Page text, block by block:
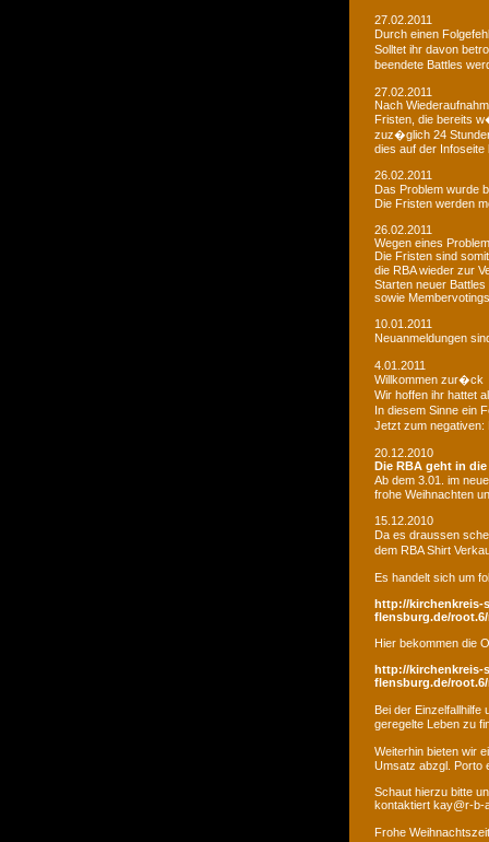
27.02.2011
Durch einen
Solltet ihr davon
beendete Battles
27.02.2011
Nach
Fristen, die bereits
zuz�glich 24
dies auf der
26.02.2011
Das Problem wurde
Die Fristen werden
26.02.2011
Wegen eines
Die Fristen sind
die RBA wieder zur
Starten neuer Battles
sowie
10.01.2011
Neuanmeldungen
4.01.2011
Willkommen zur�ck
Wir hoffen ihr hattet
In diesem Sinne ein
Jetzt zum negativen:
20.12.2010
Die RBA geht in
Ab dem 3.01. im
frohe Weihnachten
15.12.2010
Da es draussen
dem RBA Shirt
Es handelt sich um
http://kirchenkreis-
flensburg.de/
Hier bekommen die
http://kirchenkreis-
flensburg.de/
Bei der
geregelte Leben zu
Weiterhin bieten wir
Umsatz abzgl. Porto
Schaut hierzu bitte
kontaktiert kay@r-b-
Frohe